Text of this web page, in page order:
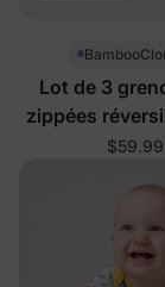
Lot de 3
zippées
bébé
$59.99